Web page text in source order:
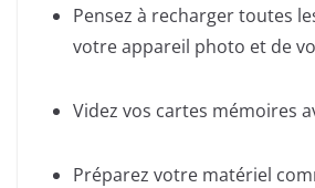
Pensez à recharger toutes
votre appareil photo et de
Videz vos cartes mémoires
Préparez votre matériel